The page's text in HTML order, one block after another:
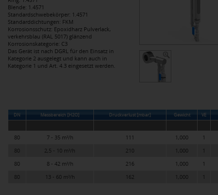
Blende: 1.4571
Standardschwebekörper: 1.4571
Standarddichtungen: FKM
Korrosionsschutz: Epoxidharz Pulverlack,
verkehrsblau (RAL 5017) glänzend
Korrosionskategorie: C3
Das Gerät ist nach DGRL für den Einsatz in
Kategorie 2 ausgelegt und kann auch in
Kategorie 1 und Art. 4.3 eingesetzt werden.
DN Messbereich [H2O] Druckverlust [mbar] Gewicht VE
80 7 - 35 m³/h 111 1,000
1
80
2,5 - 10 m³/h 210 1,000
1
80
8 - 42 m³/h 216 1,000
1
80
13 - 60 m³/h 162 1,000 1